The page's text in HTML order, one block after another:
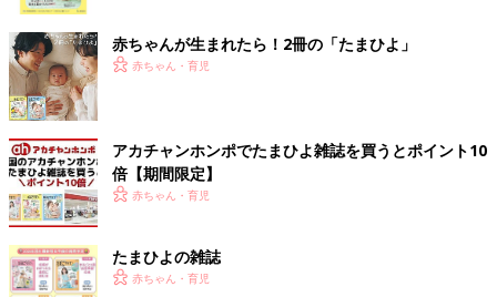
インナーとして着たり、プルオーバーと重ね着したりと、アレン
ジが効くアイテムのようです♪ この投稿のようにホワイトのスカ
ートと合わせると、春らしくて素敵◎
着まわしが効くトレンドアイテムならこれ！春ピン
クが可愛いシアーTシャツ
赤ちゃんが生まれたら！2冊の「たまひよ」
赤ちゃん・育児
アカチャンホンポでたまひよ雑誌を買うとポイント10
倍【期間限定】
赤ちゃん・育児
たまひよの雑誌
赤ちゃん・育児